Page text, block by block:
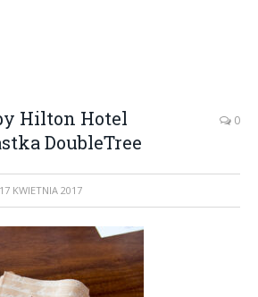
Hilton Hotel
DoubleTree
0
17 KWIETNIA 2017